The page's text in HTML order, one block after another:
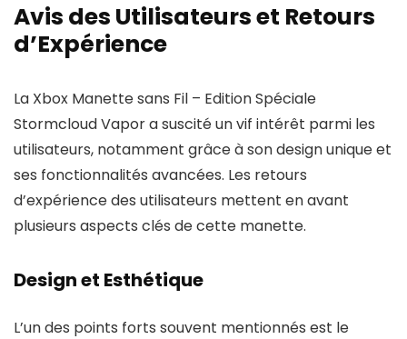
Avis des Utilisateurs et Retours
d’Expérience
La Xbox Manette sans Fil – Edition Spéciale
Stormcloud Vapor a suscité un vif intérêt parmi les
utilisateurs, notamment grâce à son design unique et
ses fonctionnalités avancées. Les retours
d’expérience des utilisateurs mettent en avant
plusieurs aspects clés de cette manette.
Design et Esthétique
L’un des points forts souvent mentionnés est le